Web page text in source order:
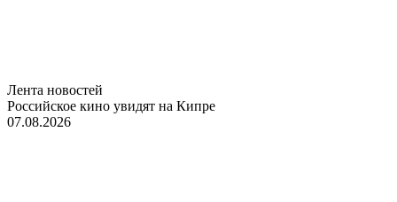
Лента новостей
Российское кино увидят на Кипре
07.08.2026